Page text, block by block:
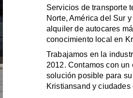
Servicios de transporte
Norte, América del Sur
alquiler de autocares
conocimiento local en
Trabajamos en la
2012. Contamos con
solución posible para
Kristiansand y ciudades